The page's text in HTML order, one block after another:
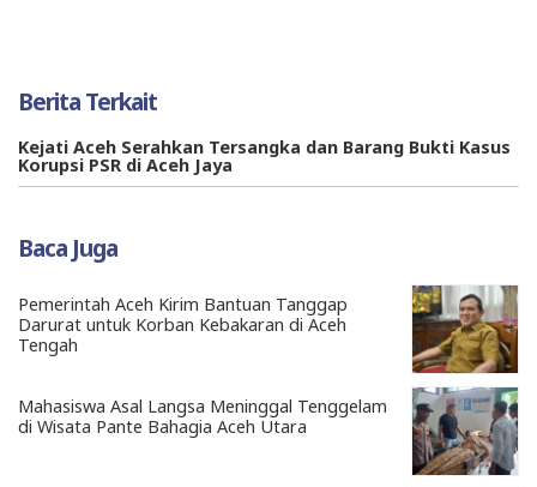
Berita Terkait
Kejati Aceh Serahkan Tersangka dan Barang Bukti Kasus
Korupsi PSR di Aceh Jaya
Baca Juga
Pemerintah Aceh Kirim Bantuan Tanggap
Darurat untuk Korban Kebakaran di Aceh
Tengah
Mahasiswa Asal Langsa Meninggal Tenggelam
di Wisata Pante Bahagia Aceh Utara